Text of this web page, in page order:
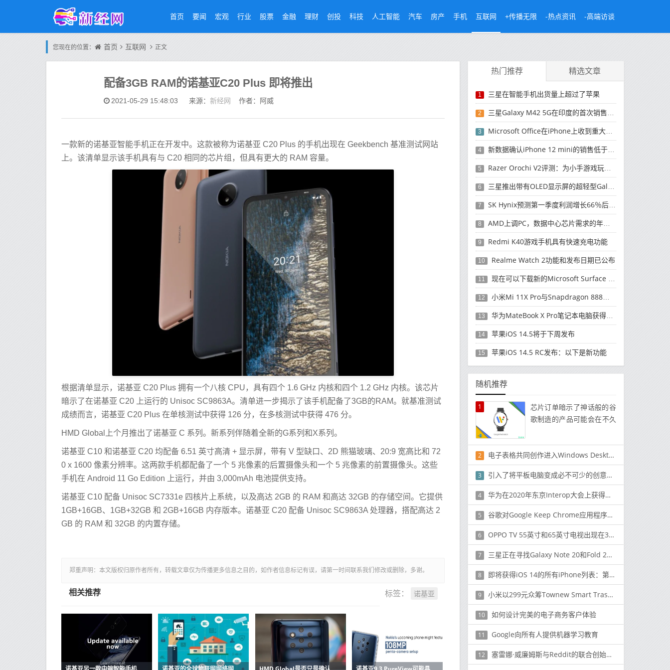
首页 要闻 宏观 行业 股票 金融 理财 创投 科技 人工智能 汽车 房产 手机 互联网 +传播无限 -热点资讯 -高端访谈
您现在的位置： 首页 互联网 正文
配备3GB RAM的诺基亚C20 Plus 即将推出
2021-05-29 15:48:03 来源： 新经网 作者：阿威
一款新的诺基亚智能手机正在开发中。这款被称为诺基亚 C20 Plus 的手机出现在 Geekbench 基准测试网站
上。该清单显示该手机具有与 C20 相同的芯片组，但具有更大的 RAM 容量。
根据清单显示，诺基亚 C20 Plus 拥有一个八核 CPU，具有四个 1.6 GHz 内核和四个 1.2 GHz 内核。该芯片
暗示了在诺基亚 C20 上运行的 Unisoc SC9863A。清单进一步揭示了该手机配备了3GB的RAM。就基准测试
成绩而言，诺基亚 C20 Plus 在单核测试中获得 126 分，在多核测试中获得 476 分。
HMD Global上个月推出了诺基亚 C 系列。新系列伴随着全新的G系列和X系列。
诺基亚 C10 和诺基亚 C20 均配备 6.51 英寸高清 + 显示屏，带有 V 型缺口、2D 熊猫玻璃、20:9 宽高比和 72
0 x 1600 像素分辨率。这两款手机都配备了一个 5 兆像素的后置摄像头和一个 5 兆像素的前置摄像头。这些
手机在 Android 11 Go Edition 上运行，并由 3,000mAh 电池提供支持。
诺基亚 C10 配备 Unisoc SC7331e 四核片上系统，以及高达 2GB 的 RAM 和高达 32GB 的存储空间。它提供
1GB+16GB、1GB+32GB 和 2GB+16GB 内存版本。诺基亚 C20 配备 Unisoc SC9863A 处理器，搭配高达 2
GB 的 RAM 和 32GB 的内置存储。
郑重声明：本文版权归原作者所有，转载文章仅为传播更多信息之目的，如作者信息标记有误，请第一时间联系我们修改或删除，多谢。
标签： 诺基亚
相关推荐
热门推荐 精选文章
1 三星在智能手机出货量上超过了苹果
2 三星Galaxy M42 5G在印度的首次销售将于今晚开始
3 Microsoft Office在iPhone上收到重大更新
4 新数据确认iPhone 12 mini的销售低于预期
5 Razer Orochi V2评测：为小手游戏玩家设计的鼠标
6 三星推出带有OLED显示屏的超轻型Galaxy Book Pro和Galaxy Book Pro 360笔记本电脑
7 SK Hynix预测第一季度利润增长66％后，对芯片的需求将增强
8 AMD上调PC，数据中心芯片需求的年度收入预测
9 Redmi K40游戏手机具有快速充电功能
10 Realme Watch 2功能和发布日期已公布
11 现在可以下载新的Microsoft Surface Duo更新
12 小米Mi 11X Pro与Snapdragon 888处理器一起发布
13 华为MateBook X Pro笔记本电脑获得全新升级
14 苹果iOS 14.5将于下周发布
15 苹果iOS 14.5 RC发布：以下是新功能
随机推荐
1
芯片订单暗示了神话般的谷
歌制造的产品可能会在不久
2 电子表格共同创作进入Windows Desktop上的Microsoft Excel
3 引入了将平板电脑变成必不可少的创意工具的移动应用程序
4 华为在2020年东京Interop大会上获得了8个奖项，其中包括5个大奖
5 谷歌对Google Keep Chrome应用程序的支持将于2021年2月终止
6 OPPO TV 55英寸和65英寸电视出现在3C上，而其遥控器通过Bluetooth SIG
7 三星正在寻找Galaxy Note 20和Fold 2的八月发布时间表
8 即将获得iOS 14的所有iPhone列表：第一代iPhone SE，iPhone 6s等
9 小米以299元众筹Townew Smart Trash Can T3
10 如何设计完美的电子商务客户体验
11 Google向所有人提供机器学习教育
12 塞雷娜·威廉姆斯与Reddit的联合创始人蒙蔽互联网订婚